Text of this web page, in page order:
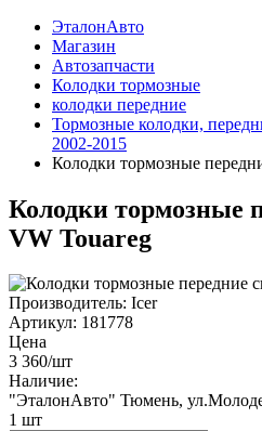
ЭталонАвто
Магазин
Автозапчасти
Колодки тормозные
колодки передние
Тормозные колодки,
2002-2015
Колодки тормозные
Колодки тормозные
VW Touareg
Производитель: Icer
Артикул: 181778
Цена
3 360/шт
Наличие:
"ЭталонАвто" Тюмень,
1 шт